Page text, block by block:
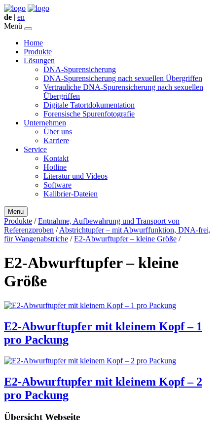
de | en
Menü
Home
Produkte
Lösungen
DNA-Spurensicherung
DNA-Spurensicherung nach sexuellen Übergriffen
Vertrauliche DNA-Spurensicherung nach sexuellen
Übergriffen
Digitale Tatortdokumentation
Forensische Spurenfotografie
Unternehmen
Über uns
Karriere
Service
Kontakt
Hotline
Literatur und Videos
Software
Kalibrier-Dateien
Menu
Produkte /Entnahme, Aufbewahrung und Transport von
Referenzproben /Abstrichtupfer – mit Abwurffunktion, DNA-frei,
für Wangenabstriche /E2-Abwurftupfer – kleine Größe /
E2-Abwurftupfer – kleine
Größe
E2-Abwurftupfer mit kleinem Kopf – 1
pro Packung
E2-Abwurftupfer mit kleinem Kopf – 2
pro Packung
Übersicht Webseite